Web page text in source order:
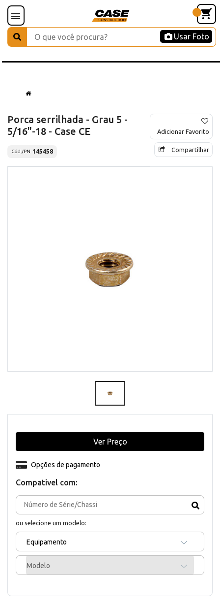
Usar Foto
Porca serrilhada - Grau 5 -
5/16"-18 - Case CE
Cód./PN 145458
Adicionar Favorito
Compartilhar
Compativel com:
ou selecione um modelo:
Equipamento
Modelo
Opções de pagamento
Ver Preço